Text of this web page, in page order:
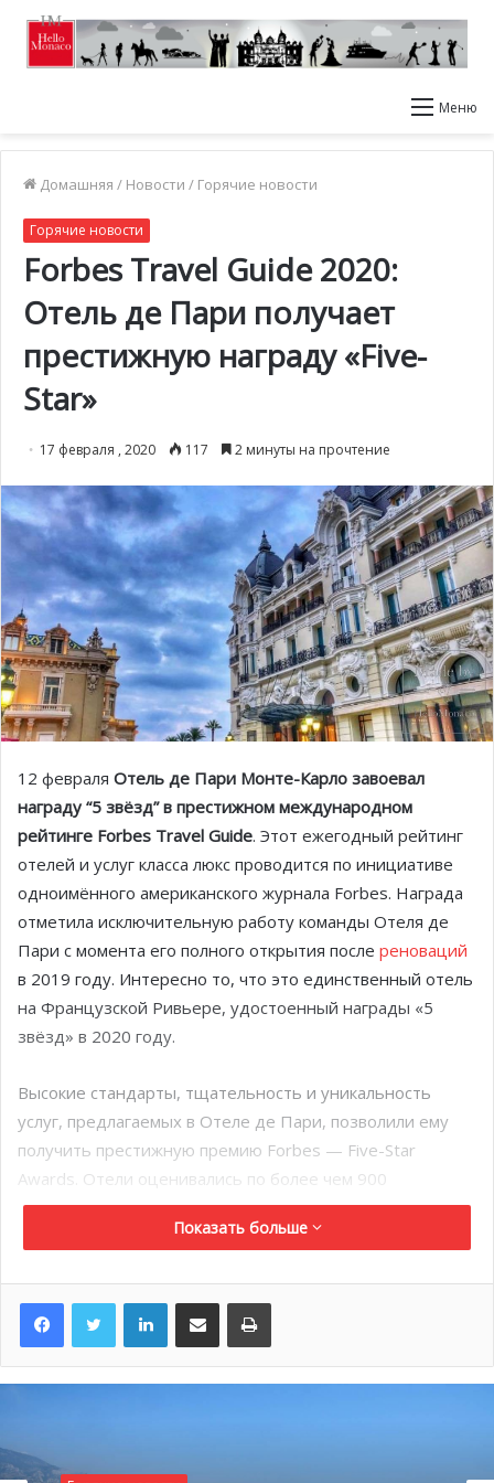
Меню
Домашняя / Новости / Горячие новости
Горячие новости
Forbes Travel Guide 2020:
Отель де Пари получает
престижную награду «Five-
Star»
17 февраля , 2020 117 2 минуты на прочтение
12 февраля Отель де Пари Монте-Карло завоевал
награду “5 звёзд” в престижном международном
рейтинге Forbes Travel Guide. Этот ежегодный рейтинг
отелей и услуг класса люкс проводится по инициативе
одноимённого американского журнала Forbes. Награда
отметила исключительную работу команды Отеля де
Пари с момента его полного открытия после реноваций
в 2019 году. Интересно то, что это единственный отель
на Французской Ривьере, удостоенный награды «5
звёзд» в 2020 году.
Высокие стандарты, тщательность и уникальность
услуг, предлагаемых в Отеле де Пари, позволили ему
получить престижную премию Forbes — Five-Star
Awards. Отели оценивались по более чем 900
показателям, основанным на таких критериях, как:
высокий (и безупречный) уровень обслуживания
материалов.
инспекторов по всему миру тщательно осматривают
Показать больше
LinkedInПоделиться по электронной почте Распечатать